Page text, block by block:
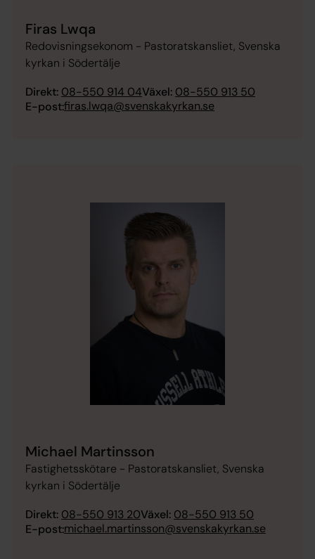
Firas Lwqa
Redovisningsekonom - Pastoratskansliet, Svenska
kyrkan i Södertälje
Direkt: 08-550 914 04Växel: 08-550 913 50
E-post:firas.lwqa@svenskakyrkan.se
Michael Martinsson
Fastighetsskötare - Pastoratskansliet, Svenska
kyrkan i Södertälje
Direkt: 08-550 913 20Växel: 08-550 913 50
E-post:michael.martinsson@svenskakyrkan.se